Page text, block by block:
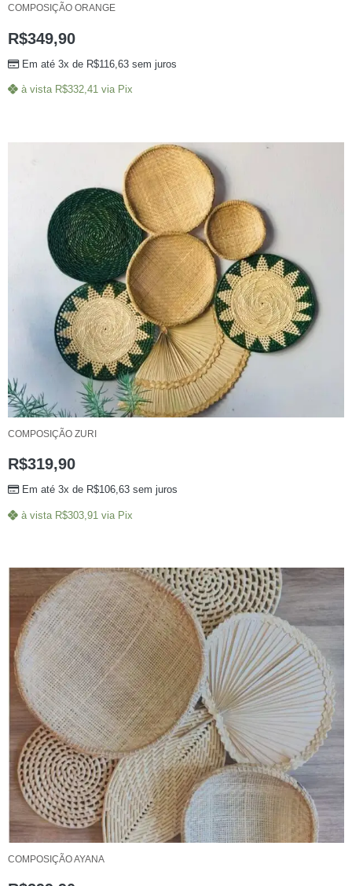
COMPOSIÇÃO ORANGE
R$349,90
Em até 3x de R$116,63 sem juros
à vista R$332,41 via Pix
COMPOSIÇÃO ZURI
R$319,90
Em até 3x de R$106,63 sem juros
à vista R$303,91 via Pix
COMPOSIÇÃO AYANA